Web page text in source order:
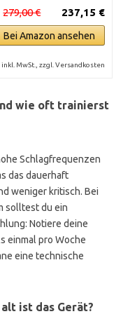
237,15 €
279,00 €
Bei Amazon ansehen
inkl. MwSt., zzgl. Versandkosten
wie oft trainierst
Schlagfrequenzen
das dauerhaft
weniger kritisch. Bei
solltest du ein
Notiere deine
einmal pro Woche
eine technische
ist das Gerät?